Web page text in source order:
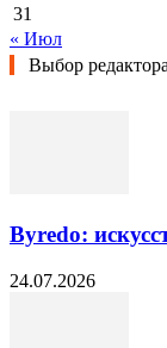
31
« Июл
Выбор редактора
Byredo:
24.07.2026